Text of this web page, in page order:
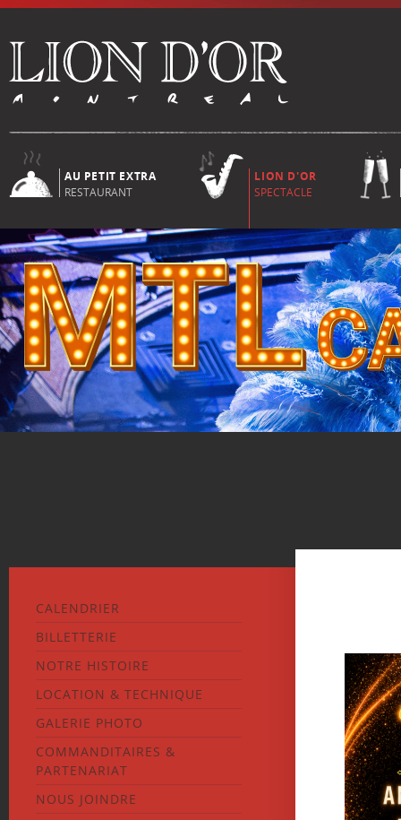
AU PETIT EXTRA
RESTAURANT
LION D'OR
SPECTACLE
CALENDRIER
BILLETTERIE
NOTRE HISTOIRE
LOCATION & TECHNIQUE
GALERIE PHOTO
COMMANDITAIRES &
PARTENARIAT
NOUS JOINDRE